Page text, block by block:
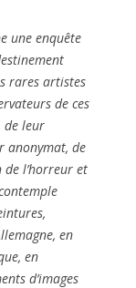
une enquête
rares artistes
de ces
de leur
anonymat, de
l’horreur et
en
en
d’images